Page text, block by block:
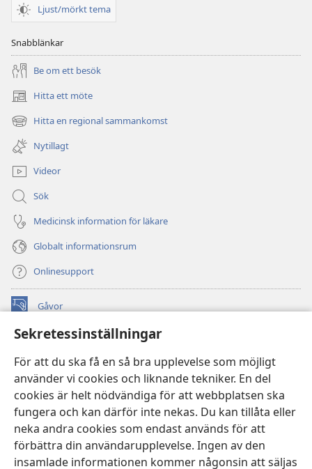
Sekretessinställningar
För att du ska få en så bra upplevelse som möjligt
använder vi cookies och liknande tekniker. En del
cookies är helt nödvändiga för att webbplatsen ska
fungera och kan därför inte nekas. Du kan tillåta eller
neka andra cookies som endast används för att
förbättra din användarupplevelse. Ingen av den
insamlade informationen kommer någonsin att säljas
Ljust/mörkt tema
Snabblänkar
Be om ett besök
Hitta ett möte
(öppnar
nytt
fönster)
Hitta en regional sammankomst
(öppnar
nytt
fönster)
Nytillagt
Videor
Sök
Medicinsk information för läkare
Globalt informationsrum
Onlinesupport
Gåvor
(öppnar
fönster) Watchtower ONLINE LIBRARY™
nytt
fönster)JW Hub ®
(öppnar
nytt
fönster)JW Library
Watchtower Library